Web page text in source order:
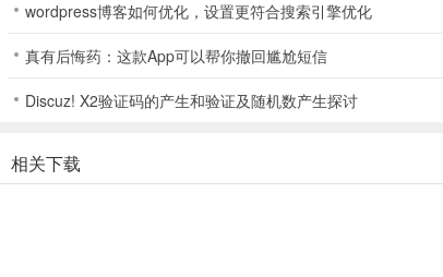
1、安全隔离
分身app不会对原app进行任何修改，与原app进行系统级的安
wordpress博客如何优化，设置更符合搜索引擎优化
真有后悔药：这款App可以帮你撤回尴尬短信
Discuz! X2验证码的产生和验证及随机数产生探讨
相关下载